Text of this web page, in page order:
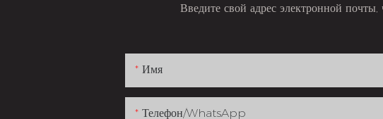
Введите свой адрес электронной
Имя
Телефон/WhatsApp